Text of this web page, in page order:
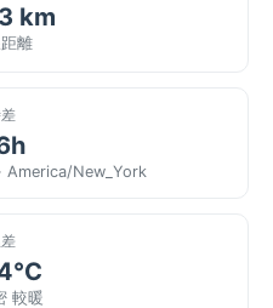
km
離
America/New_York
較暖